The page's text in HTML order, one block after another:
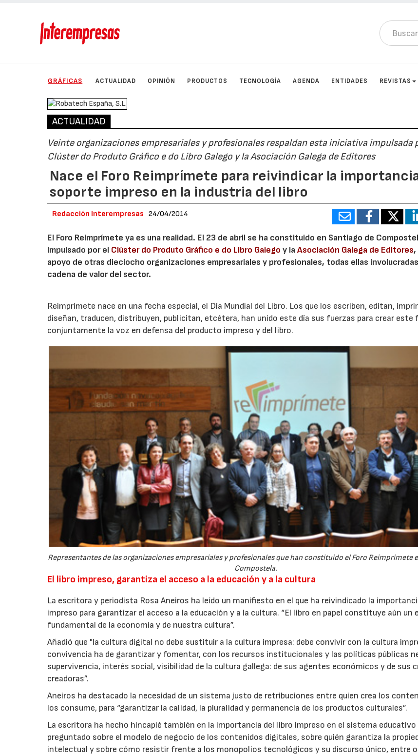
GRÁFICAS ACTUALIDAD OPINIÓN PRODUCTOS TECNOLOGÍA AGENDA ENTIDADES REVISTAS
ACTUALIDAD
Veinte organizaciones empresariales y profesionales respaldan esta iniciativa impulsada
Clúster do Produto Gráfico e do Libro Galego y la Asociación Galega de Editores
Nace el Foro Reimprímete para reivindicar la
soporte impreso en la industria del libro
Redacción Interempresas 24/04/2014
El Foro Reimprímete ya es una realidad. El 23 de abril se ha constituido en Santiago de
impulsado por el Clúster do Produto Gráfico e do Libro Galego y laAsociación Galega de Editores
apoyo de otras dieciocho organizaciones empresariales y profesionales, todas ellas
cadena de valor del sector.
Reimprímete nace en una fecha especial, el Día Mundial del Libro. Los que los escriben, editan,
diseñan, traducen, distribuyen, publicitan, etcétera, han unido este día sus fuerzas para crear este
conjuntamente la voz en defensa del producto impreso y del libro.
Representantes de las organizaciones empresariales y profesionales que han constituido el Foro Reimprímete
Compostela.
El libro impreso, garantiza el acceso a la educación y a la cultura
La escritora y periodista Rosa Aneiros ha leído un manifiesto en el que ha reivindicado la
impreso para garantizar el acceso a la educación y a la cultura. “El libro en papel constituye aún un
fundamental de la economía y de nuestra cultura”.
Añadió que "la cultura digital no debe sustituir a la cultura impresa: debe convivir con la cultura
convivencia ha de garantizar y fomentar, con los recursos institucionales y las políticas públicas
supervivencia, interés social, visibilidad de la cultura gallega: de sus agentes económicos y de sus
creadoras”.
Aneiros ha destacado la necesidad de un sistema justo de retribuciones entre quien crea los
los consume, para “garantizar la calidad, la pluralidad y permanencia de los productos culturales”.
La escritora ha hecho hincapié también en la importancia del libro impreso en el sistema educativo
preguntado sobre el modelo de negocio de los contenidos digitales, sobre quién garantiza la
intelectual y sobre cómo resistir frente a los monopolios tecnológicos y su discurso único, entre
22/07/2026